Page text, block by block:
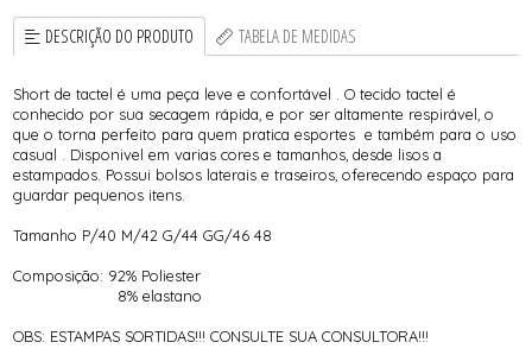
DESCRIÇÃO DO PRODUTO TABELA DE MEDIDAS
Short de tactel é uma peça leve e confortável . O tecido tactel é
conhecido por sua secagem rápida, e por ser altamente respirável, o
que o torna perfeito para quem pratica esportes e também para o uso
casual . Disponivel em varias cores e tamanhos, desde lisos a
estampados. Possui bolsos laterais e traseiros, oferecendo espaço para
guardar pequenos itens.
Tamanho P/40 M/42 G/44 GG/46 48
Composição: 92% Poliester
8% elastano
OBS: ESTAMPAS SORTIDAS!!! CONSULTE SUA CONSULTORA!!!